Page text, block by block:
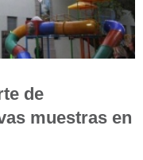
de
muestras en